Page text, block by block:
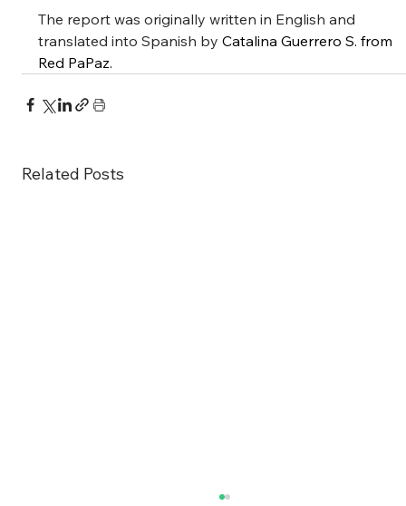
The report was originally written in English and
translated into Spanish by Catalina Guerrero S. from
Red PaPaz.
Related Posts